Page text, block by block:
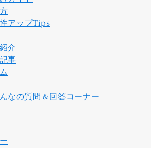
アップTips
介
事
なの質問＆回答コーナー